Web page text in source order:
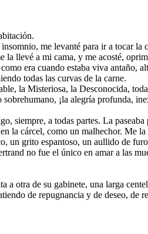
me levanté para ir a tocar la
llevé a mi cama, y me acosté,
era cuando estaba viva antaño,
todas las curvas de la carne.
la Misteriosa, la Desconocida,
¡la alegría profunda,
siempre, a todas partes. La
la cárcel, como un malhechor. Me
grito espantoso, un aullido de
no fue el único en amar a las
otra de su gabinete, una larga
de repugnancia y de deseo, de